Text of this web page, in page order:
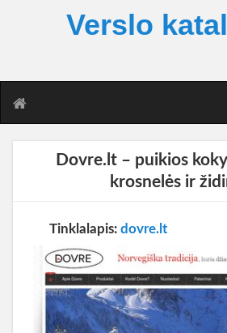
Verslo
Dovre.lt – puikios
krosnelės ir
Tinklalapis: dovre.lt